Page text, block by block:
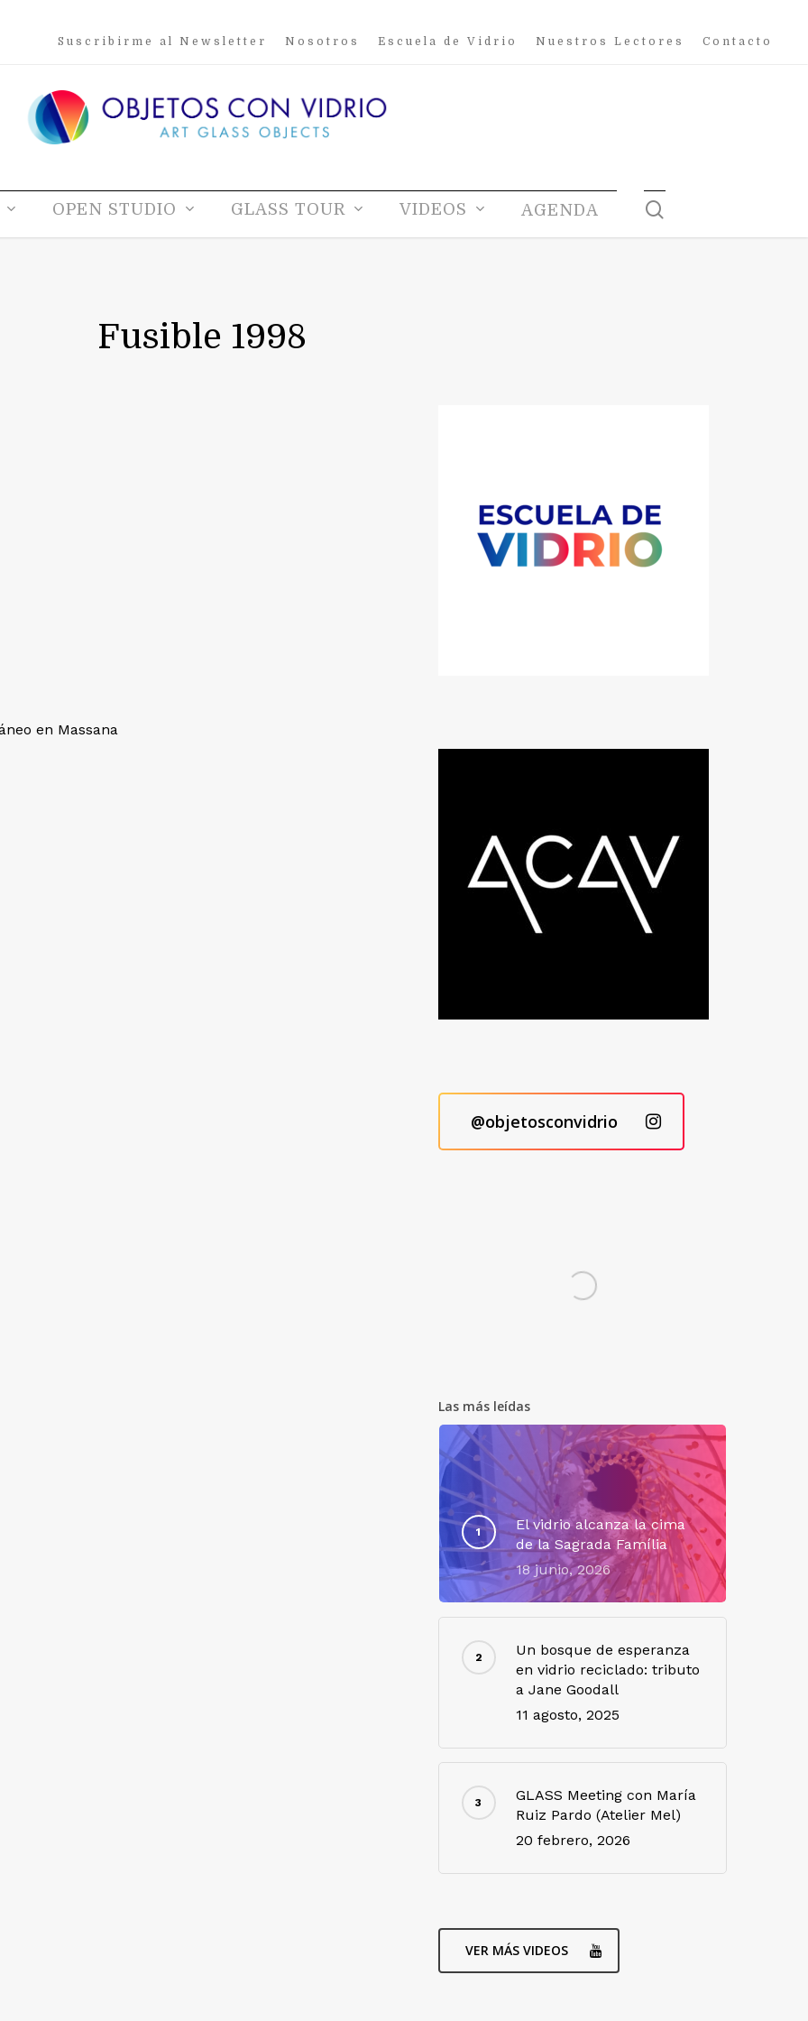
Suscribirme al Newsletter Nosotros Escuela de Vidrio Nuestros Lectores Contacto
OPEN STUDIO GLASS TOUR VIDEOS AGENDA
Fusible 1998
en Massana
@objetosconvidrio
Las más leídas
El vidrio alcanza la cima
de la Sagrada Família
18 junio, 2026
Un bosque de esperanza
en vidrio reciclado: tributo
a Jane Goodall
11 agosto, 2025
GLASS Meeting con María
Ruiz Pardo (Atelier Mel)
20 febrero, 2026
VER MÁS VIDEOS